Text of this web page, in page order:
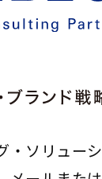
・ソリュー